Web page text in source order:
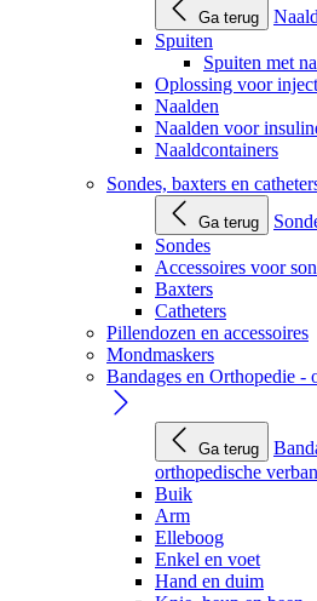
Ga terug
Spuiten
Spuiten met
Oplossing voor
Naalden
Naalden voor
Naaldcontainers
Sondes, baxters en
Ga terug
Sondes
Accessoires voor
Baxters
Catheters
Pillendozen en accessoires
Mondmaskers
Bandages en Orthopedie -
Ga terug
orthopedische
Buik
Arm
Elleboog
Enkel en voet
Hand en duim